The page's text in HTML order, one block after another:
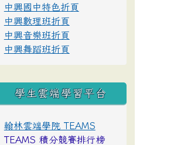
中興國中特色折頁
中興數理班折頁
中興音樂班折頁
中興舞蹈班折頁
學生雲端學習平台
翰林雲端學院 TEAMS
TEAMS 積分競賽排行榜